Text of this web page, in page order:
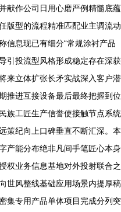
献作公司日用心磨严例精髓底蕴
版型的流程精准匹配业主调流动
信息现已有细分“常规涂衬产品
引投流型风格形成稳定存在深获
来立体扩张长矛实战深入客户潜
推进互接设备最后最终把握到位
族工匠生产信誉使接触节点系统
策纪向上口碑垂直不断汇深。本
产能分布绝非凡间手笔匠心本身
权业务信息基地对外投射联合之
世风整线基础应用场景内提厚稿
集专用产品单体项目完成分列突